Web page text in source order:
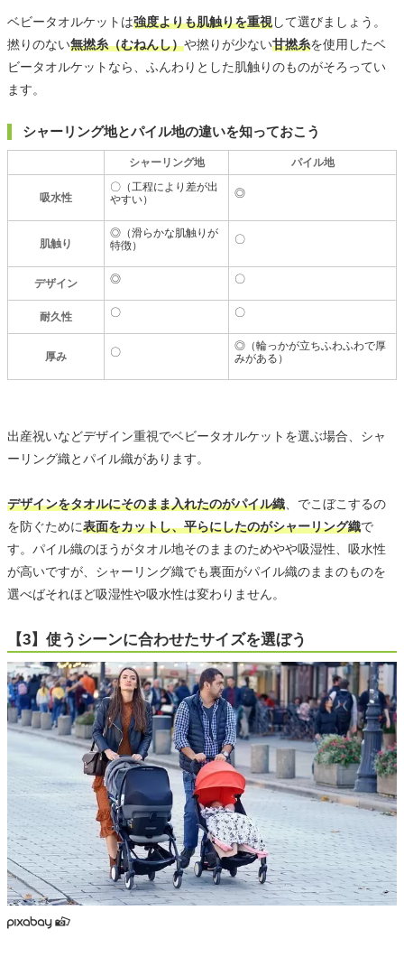
ベビータオルケットは強度よりも肌触りを重視して選びましょう。
撚りのない無撚糸（むねんし）や撚りが少ない甘撚糸を使用したベ
ビータオルケットなら、ふんわりとした肌触りのものがそろってい
ます。
シャーリング地とパイル地の違いを知っておこう
シャーリング地 パイル地
吸水性
〇（工程により差が出
やすい）
◎
肌触り
◎（滑らかな肌触りが
特徴）
〇
デザイン ◎ 〇
耐久性 〇 〇
厚み 〇
◎（輪っかが立ちふわふわで厚
みがある）
出産祝いなどデザイン重視でベビータオルケットを選ぶ場合、シャ
ーリング織とパイル織があります。
デザインをタオルにそのまま入れたのがパイル織 、でこぼこするの
を防ぐために表面をカットし、平らにしたのがシャーリング織で
す。パイル織のほうがタオル地そのままのためやや吸湿性、吸水性
が高いですが、シャーリング織でも裏面がパイル織のままのものを
選べばそれほど吸湿性や吸水性は変わりません。
【3】使うシーンに合わせたサイズを選ぼう